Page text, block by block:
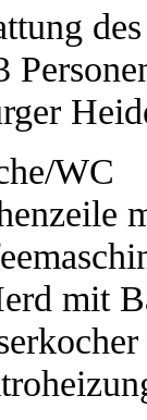
WC
mit